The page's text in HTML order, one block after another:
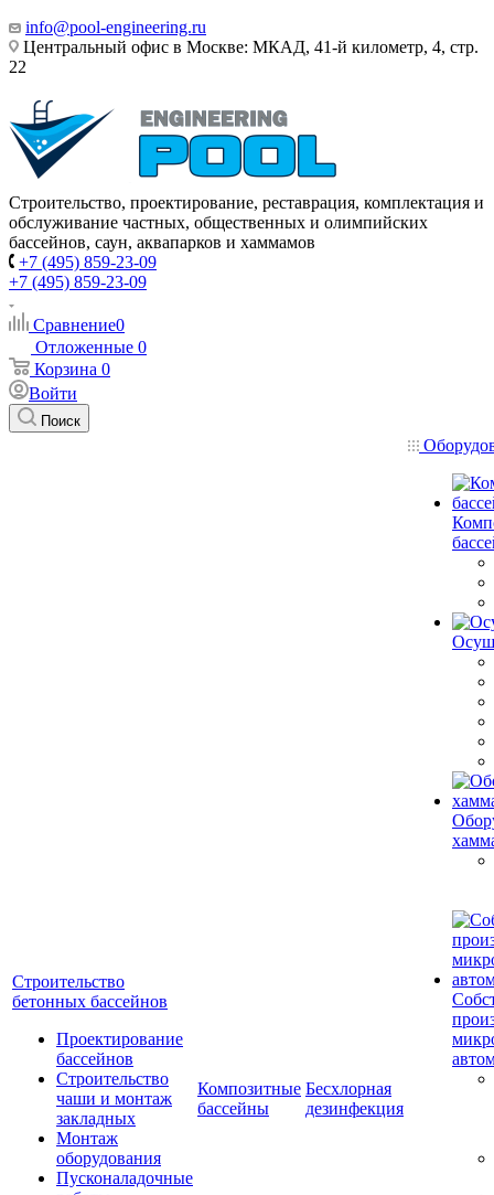
info@pool-engineering.ru
Центральный офис в Москве: МКАД, 41-й километр, 4, стр.
22
Строительство, проектирование, реставрация, комплектация и
обслуживание частных, общественных и олимпийских
бассейнов, саун, аквапарков и хаммамов
+7 (495) 859-23-09
+7 (495) 859-23-09
Сравнение0
Отложенные 0
Корзина 0
Войти
Поиск
Строительство
бетонных бассейнов
Проектирование
бассейнов
Строительство
чаши и монтаж
закладных
Монтаж
оборудования
Пусконаладочные
Композитные
бассейны
Бесхлорная
дезинфекция